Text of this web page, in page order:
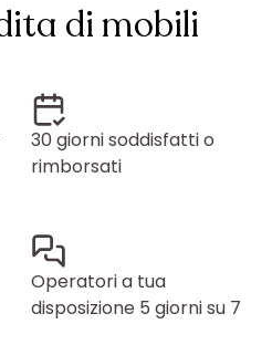
di mobili
30 giorni soddisfatti o
rimborsati
Operatori a tua
disposizione 5 giorni su 7